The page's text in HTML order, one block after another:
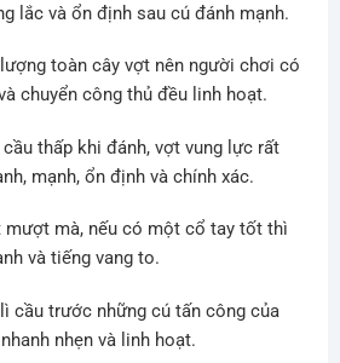
lắc và ổn định sau cú đánh mạnh.
toàn cây vợt nên người chơi có
chuyển công thủ đều linh hoạt.
thấp khi đánh, vợt vung lực rất
mạnh, ổn định và chính xác.
mượt mà, nếu có một cổ tay tốt thì
và tiếng vang to.
cầu trước những cú tấn công của
nhẹn và linh hoạt.